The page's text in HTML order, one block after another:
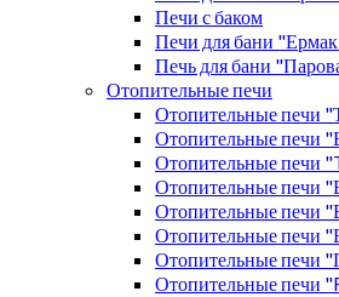
Печи с баком
Печи для бани
Печь для бани
Отопительные печи
Отопительные печи
Отопительные печи
Отопительные печи
Отопительные печи
Отопительные печи
Отопительные печи
Отопительные печи
Отопительные печи